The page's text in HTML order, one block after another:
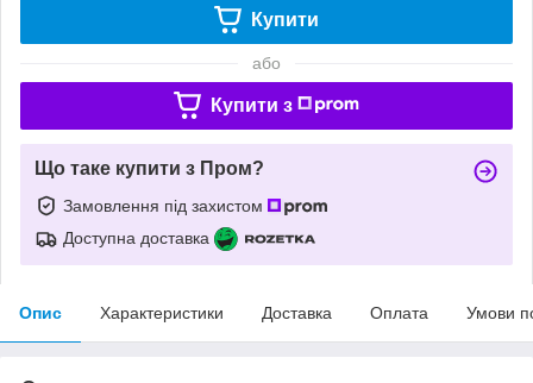
Купити
або
Купити з
Що таке купити з Пром?
Замовлення під захистом
Доступна доставка
Опис Характеристики Доставка Оплата Умови